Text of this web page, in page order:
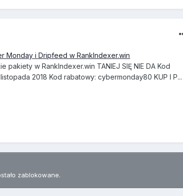
Monday i Dripfeed w RankIndexer.win
w RankIndexer.win TANIEJ SIĘ NIE DA Kod
2018 Kod rabatowy: cybermonday80 KUP I P...
zablokowane.